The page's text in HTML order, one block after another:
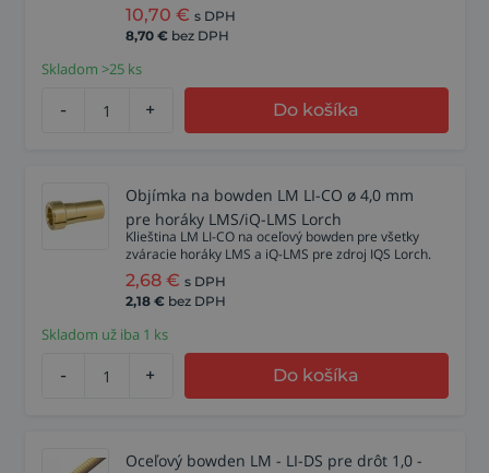
10,70 € s DPH
8,70 € bez DPH
Skladom >25 ks
- + Do košíka
Objímka na bowden LM LI-CO ø 4,0 mm
pre horáky LMS/iQ-LMS Lorch
Klieština LM LI-CO na oceľový bowden pre všetky
zváracie horáky LMS a iQ-LMS pre zdroj IQS Lorch.
2,68 € s DPH
2,18 € bez DPH
Skladom už iba 1 ks
- + Do košíka
Oceľový bowden LM - LI-DS pre drôt 1,0 -